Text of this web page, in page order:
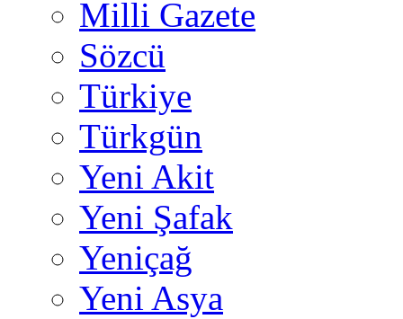
Milli Gazete
Sözcü
Türkiye
Türkgün
Yeni Akit
Yeni Şafak
Yeniçağ
Yeni Asya